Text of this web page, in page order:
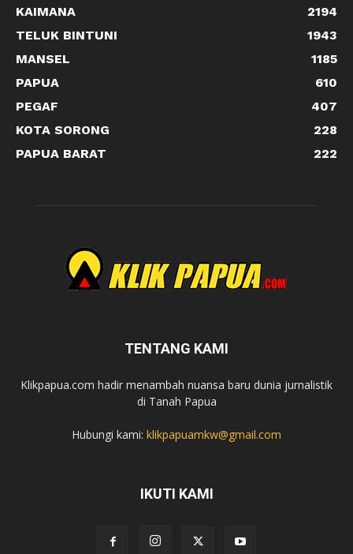
KAIMANA
2194
TELUK BINTUNI
1943
MANSEL
1185
PAPUA
610
PEGAF
407
KOTA SORONG
228
PAPUA BARAT
222
TENTANG KAMI
Klikpapua.com hadir menambah nuansa baru dunia jurnalistik
di Tanah Papua
Hubungi kami: klikpapuamkw@gmail.com
IKUTI KAMI